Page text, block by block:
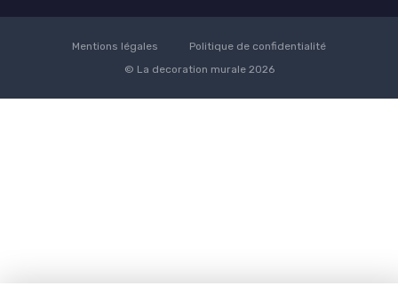
Mentions légales
Politique de confidentialité
© La decoration murale 2026